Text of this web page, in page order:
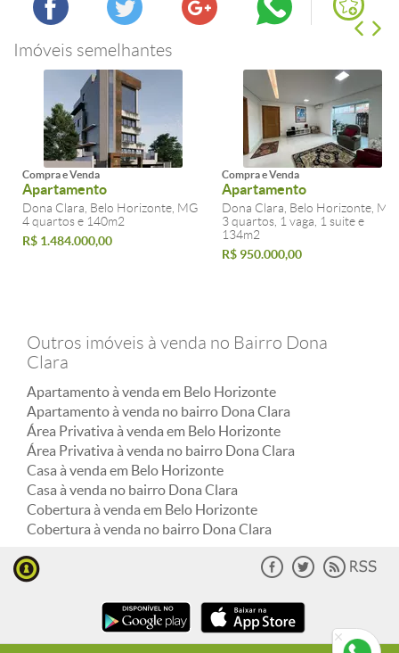
Imóveis semelhantes
Compra e Venda
Apartamento
Dona Clara, Belo Horizonte, MG
4 quartos e 140m2
R$ 1.484.000,00
Compra e Venda
Apartamento
Dona Clara, Belo Horizonte, MG
3 quartos, 1 vaga, 1 suite e
134m2
R$ 950.000,00
Outros imóveis à venda no Bairro Dona
Clara
Apartamento à venda em Belo Horizonte
Apartamento à venda no bairro Dona Clara
Área Privativa à venda em Belo Horizonte
Área Privativa à venda no bairro Dona Clara
Casa à venda em Belo Horizonte
Casa à venda no bairro Dona Clara
Cobertura à venda em Belo Horizonte
Cobertura à venda no bairro Dona Clara